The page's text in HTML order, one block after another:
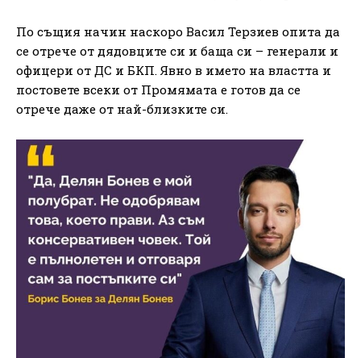
По същия начин наскоро Васил Терзиев опита да
се отрече от дядовците си и баща си – генерали и
офицери от ДС и БКП. Явно в името на властта и
постовете всеки от Промямата е готов да се
отрече даже от най-близките си.